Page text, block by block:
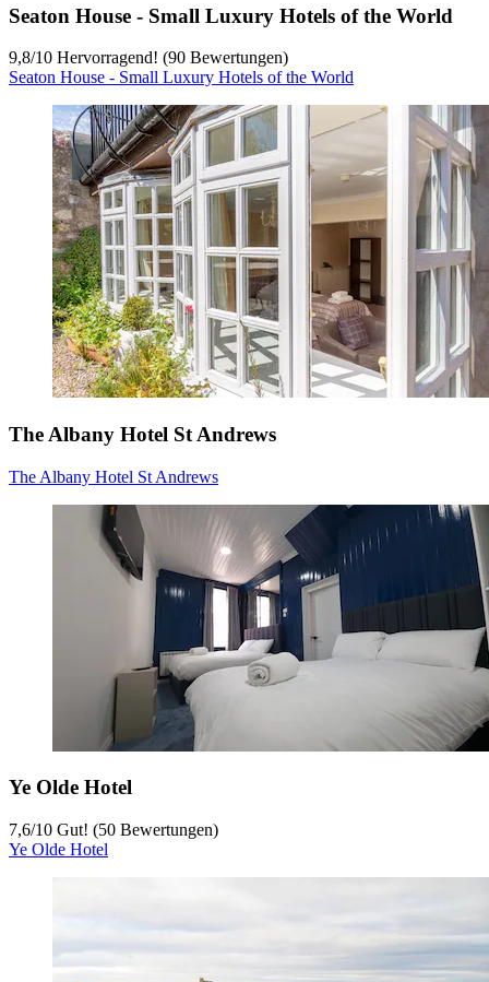
Seaton House - Small Luxury Hotels of the World
9,8/10 Hervorragend! (90 Bewertungen)
Seaton House - Small Luxury Hotels of the World
The Albany Hotel St Andrews
The Albany Hotel St Andrews
Ye Olde Hotel
7,6/10 Gut! (50 Bewertungen)
Ye Olde Hotel